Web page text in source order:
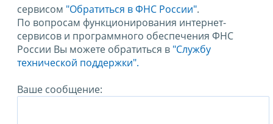
сервисом "Обратиться в ФНС России".
По вопросам функционирования интернет-
сервисов и программного обеспечения ФНС
России Вы можете обратиться в "Службу
технической поддержки".
Ваше сообщение: